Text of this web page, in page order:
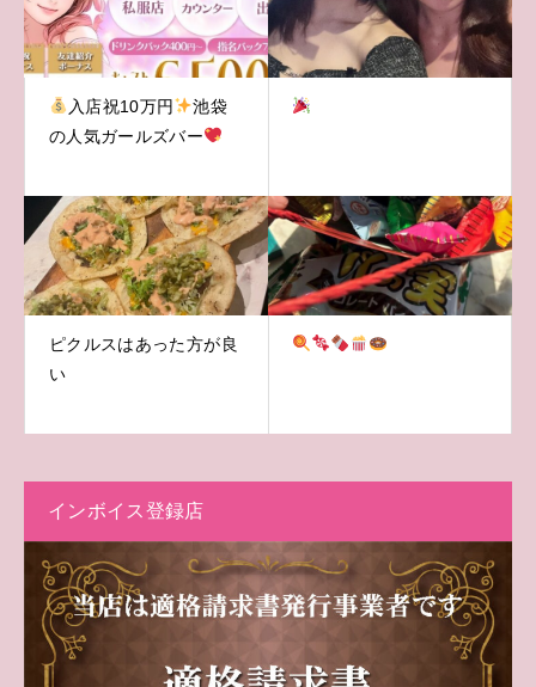
入店祝10万円
池袋
の人気ガールズバー
ピクルスはあった方が良
い
インボイス登録店